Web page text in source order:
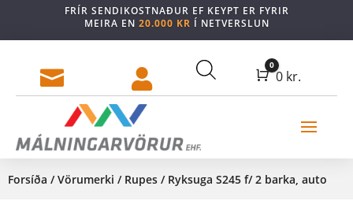
FRÍR SENDIKOSTNAÐUR EF KEYPT ER FYRIR
MEIRA EN 20.000 KR Í NETVERSLUN
  Cart
0
0 kr.
Forsíða /Vörumerki / Rupes / Ryksuga S245 f/ 2 barka, auto